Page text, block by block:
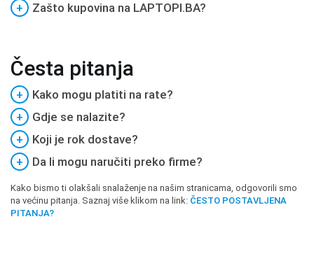
+
Zašto kupovina na LAPTOPI.BA?
Česta pitanja
+
Kako mogu platiti na rate?
+
Gdje se nalazite?
+
Koji je rok dostave?
+
Da li mogu naručiti preko firme?
Kako bismo ti olakšali snalaženje na našim stranicama, odgovorili smo
na većinu pitanja. Saznaj više klikom na link: ČESTO POSTAVLJENA
PITANJA?